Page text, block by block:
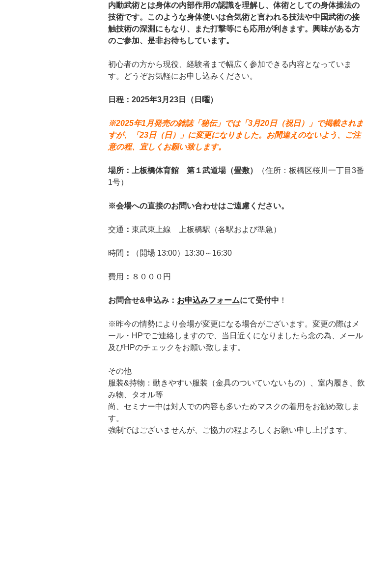
内動武術とは身体の内部作用の認識を理解し、体術としての身体操法の
技術です。このような身体使いは合気術と言われる技法や中国武術の接
触技術の深淵にもなり、また打撃等にも応用が利きます。興味がある方
のご参加、是非お待ちしています。
初心者の方から現役、経験者まで幅広く参加できる内容となっていま
す。どうぞお気軽にお申し込みください。
日程：2025年3月23日（日曜）
※2025年1月発売の雑誌「秘伝」では「3月20日（祝日）」で掲載されま
すが、「23日（日）」に変更になりました。お間違えのないよう、ご注
意の程、宜しくお願い致します。
場所：上板橋体育館 第１武道場（畳敷）
（住所：板橋区桜川一丁目3番
1号）
※会場への直接のお問い合わせはご遠慮ください。
交通 ： 東武東上線 上板橋駅（各駅および準急）
時間 ： （開場 13:00）13:30～16:30
費用 ： ８０００円
お問合せ&申込み： お申込みフォームにて受付中 ！
※昨今の情勢により会場が変更になる場合がございます。変更の際はメ
ール・HPでご連絡しますので、当日近くになりましたら念の為、メール
及びHPのチェックをお願い致します。
その他
服装&持物：動きやすい服装（金具のついていないもの）、室内履き、飲
み物、タオル等
尚、セミナー中は対人での内容も多いためマスクの着用をお勧め致しま
す。
強制ではございませんが、ご協力の程よろしくお願い申し上げます。